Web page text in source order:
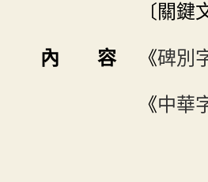
內 容
〔關鍵
《碑別
《中華